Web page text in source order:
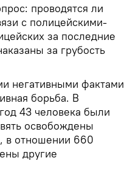
проводятся ли
с полицейскими-
за последние
за грубость
негативными фактами
борьба. В
43 человека были
освобождены
в отношении 660
другие